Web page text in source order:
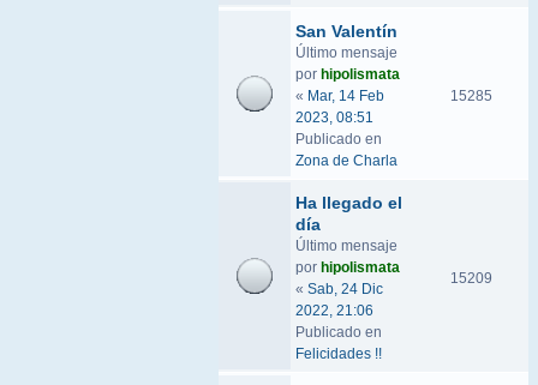
San Valentín
Último mensaje
por hipolismata
« Mar, 14 Feb
2023, 08:51
Publicado en
Zona de Charla
15285
Ha llegado el
día
Último mensaje
por hipolismata
« Sab, 24 Dic
2022, 21:06
Publicado en
Felicidades !!
15209